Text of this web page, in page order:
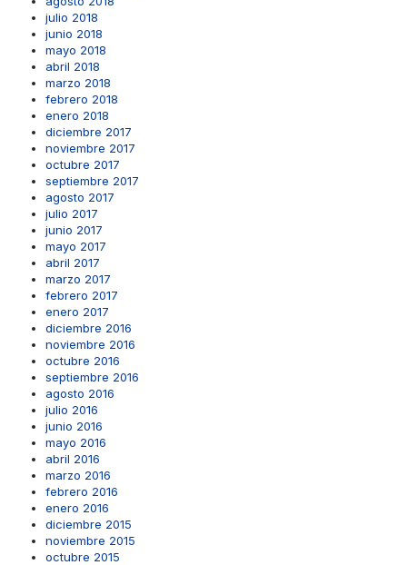
julio 2018
junio 2018
mayo 2018
abril 2018
marzo 2018
febrero 2018
enero 2018
diciembre 2017
noviembre 2017
octubre 2017
septiembre 2017
agosto 2017
julio 2017
junio 2017
mayo 2017
abril 2017
marzo 2017
febrero 2017
enero 2017
diciembre 2016
noviembre 2016
octubre 2016
septiembre 2016
agosto 2016
julio 2016
junio 2016
mayo 2016
abril 2016
marzo 2016
febrero 2016
enero 2016
diciembre 2015
noviembre 2015
octubre 2015